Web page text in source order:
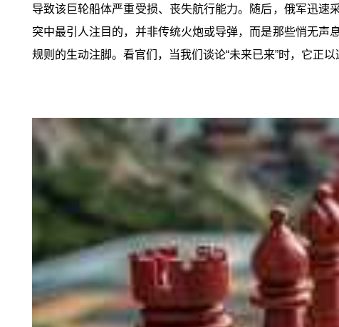
导致该巨轮船体严重受损、丧失航行能力。随后，俄军迅
突中最引人注目的，并非传统火炮或导弹，而是那些悄无声
规则的生动注脚。看官们，当我们谈论“未来已来”时，它正